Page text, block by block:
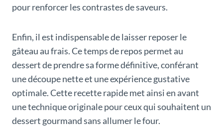
pour renforcer les contrastes de saveurs.
Enfin, il est indispensable de laisser reposer le
gâteau au frais. Ce temps de repos permet au
dessert de prendre sa forme définitive, conférant
une découpe nette et une expérience gustative
optimale. Cette recette rapide met ainsi en avant
une technique originale pour ceux qui souhaitent un
dessert gourmand sans allumer le four.